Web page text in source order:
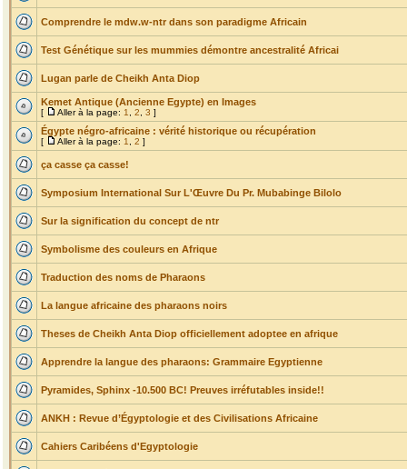
Comprendre le mdw.w-ntr dans son paradigme Africain
Test Génétique sur les mummies démontre ancestralité Africai
Lugan parle de Cheikh Anta Diop
Kemet Antique (Ancienne Egypte) en Images
[ Aller à la page: 1 2 3 ]
Égypte négro-africaine : vérité historique ou récupération
[ Aller à la page: 1 2 ]
ça casse ça casse!
Symposium International Sur L'Œuvre Du Pr. Mubabinge Bilolo
Sur la signification du concept de ntr
Symbolisme des couleurs en Afrique
Traduction des noms de Pharaons
La langue africaine des pharaons noirs
Theses de Cheikh Anta Diop officiellement adoptee en afrique
Apprendre la langue des pharaons: Grammaire Egyptienne
Pyramides, Sphinx -10.500 BC! Preuves irréfutables inside!!
ANKH : Revue d’Égyptologie et des Civilisations Africaine
Cahiers Caribéens d'Egyptologie